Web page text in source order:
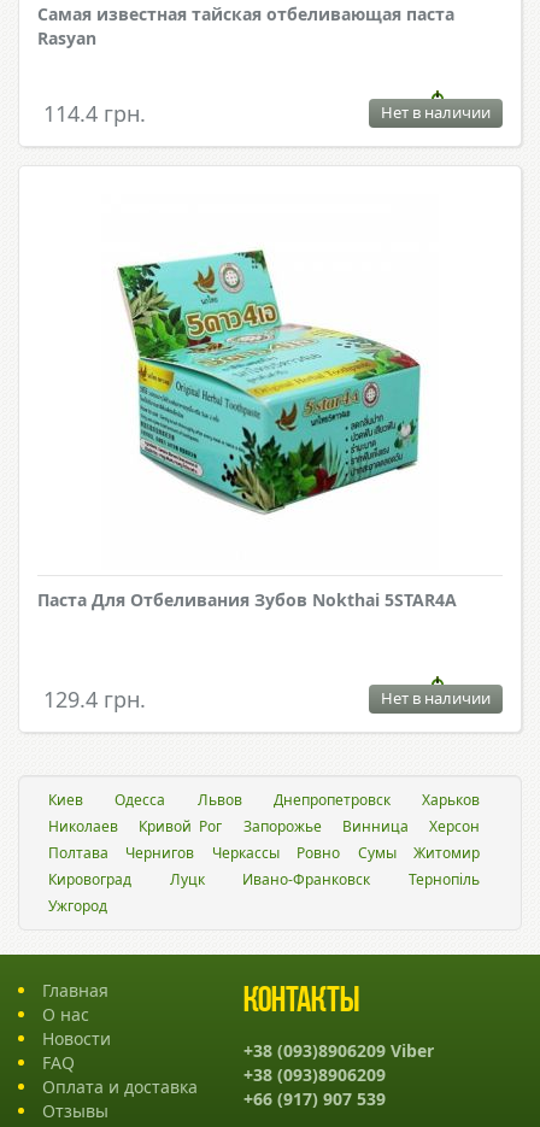
Самая известная тайская отбеливающая паста
Rasyan
114.4 грн. Нет в наличии
Паста Для Отбеливания Зубов Nokthai 5STAR4А
129.4 грн. Нет в наличии
Киев Одесса Львов Днепропетровск
Харьков
Николаев
Кривой Рог Запорожье Винница
Херсон
Полтава
Чернигов Черкассы Ровно Сумы
Житомир
Кировоград
Луцк Ивано-Франковск
Тернопіль
Ужгород
Главная
О нас
Новости
FAQ
Оплата и доставка
Отзывы
Контакты
+38 (093)8906209 Viber
+38 (093)8906209
+66 (917) 907 539